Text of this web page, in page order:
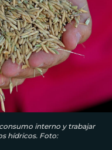
interno y trabajar
hídricos. Foto: